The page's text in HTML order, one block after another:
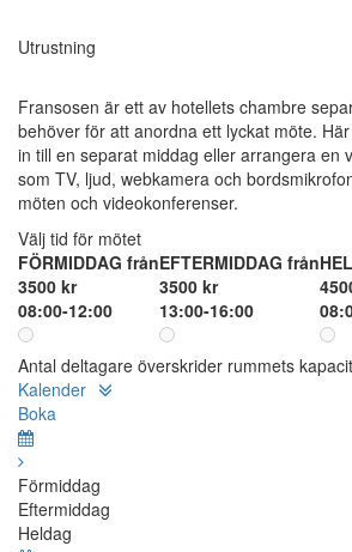
Utrustning
Fransosen är ett av hotellets chambre
behöver för att anordna ett lyckat möte.
in till en separat middag eller arrangera en
som TV, ljud, webkamera och
möten och videokonferenser.
Välj tid för mötet
FÖRMIDDAG från
3500 kr
08:00-12:00
EFTERMIDDAG från
3500 kr
13:00-16:00
Antal deltagare överskrider rummets
Kalender
Boka
Förmiddag
Eftermiddag
Heldag